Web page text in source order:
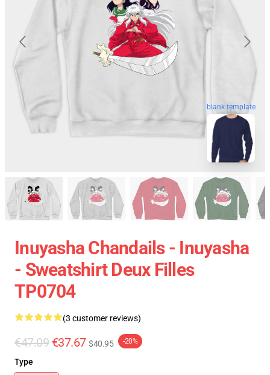
blank template
Inuyasha Chandails - Inuyasha
- Sweatshirt Deux Filles
TP0704
(3 customer reviews)
€47.09 €37.67 $40.95 -20%
Type